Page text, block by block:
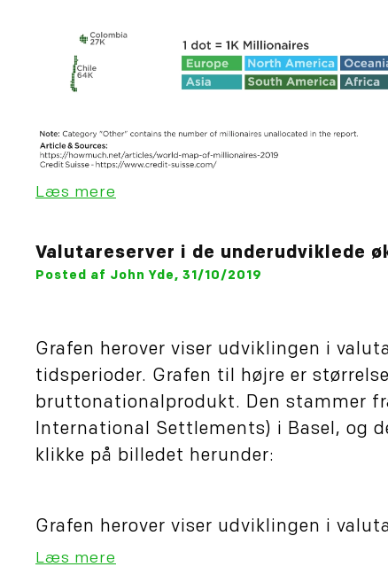
Læs mere
Valutareserver i de underudviklede
Posted af John Yde, 31/10/2019
Grafen herover viser udviklingen i
tidsperioder. Grafen til højre er
bruttonationalprodukt. Den stammer
International Settlements) i Basel, og
klikke på billedet herunder:
Grafen herover viser udviklingen i
Læs mere